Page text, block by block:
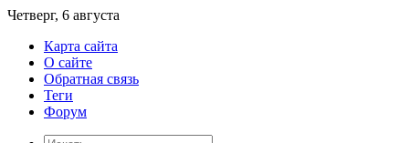
Четверг, 6 августа
Карта сайта
О сайте
Обратная связь
Теги
Форум